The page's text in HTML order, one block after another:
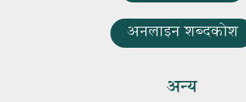
अनलाइन शब्दकोश
अन्य